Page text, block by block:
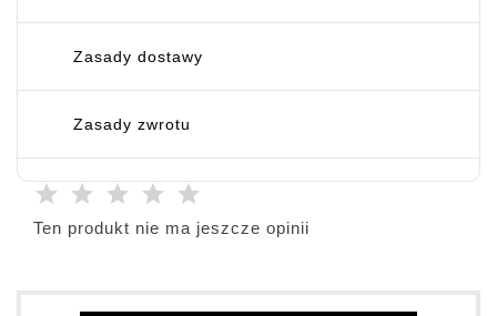
Zasady dostawy
Zasady zwrotu
Ten produkt nie ma jeszcze opinii